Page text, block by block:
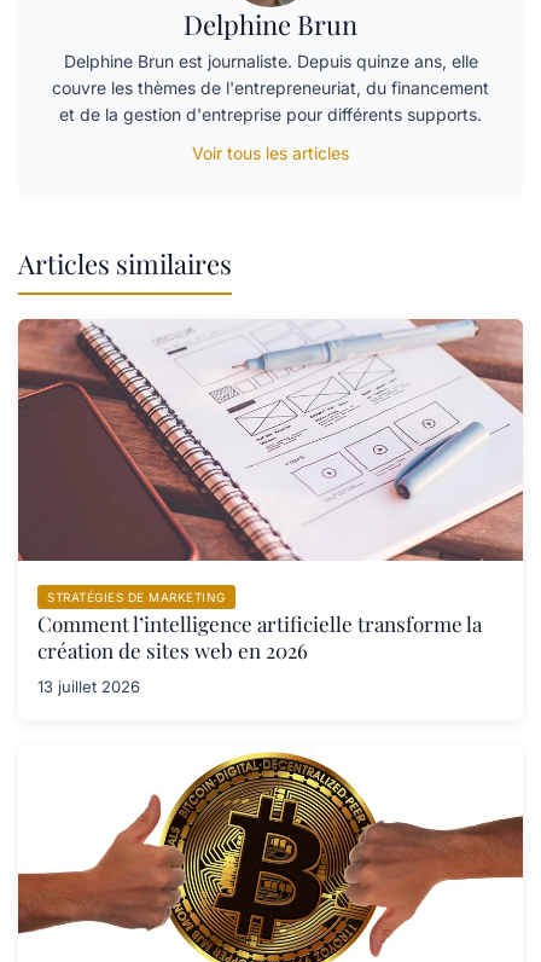
Delphine Brun
Delphine Brun est journaliste. Depuis quinze ans, elle
couvre les thèmes de l'entrepreneuriat, du financement
et de la gestion d'entreprise pour différents supports.
Voir tous les articles
Articles similaires
STRATÉGIES DE MARKETING
Comment l’intelligence artificielle transforme la
création de sites web en 2026
13 juillet 2026